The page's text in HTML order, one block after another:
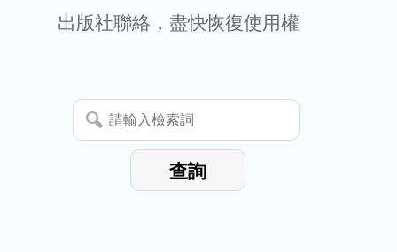
期
暫
停
出版社聯絡，盡快恢復使用權
請
輸
查詢